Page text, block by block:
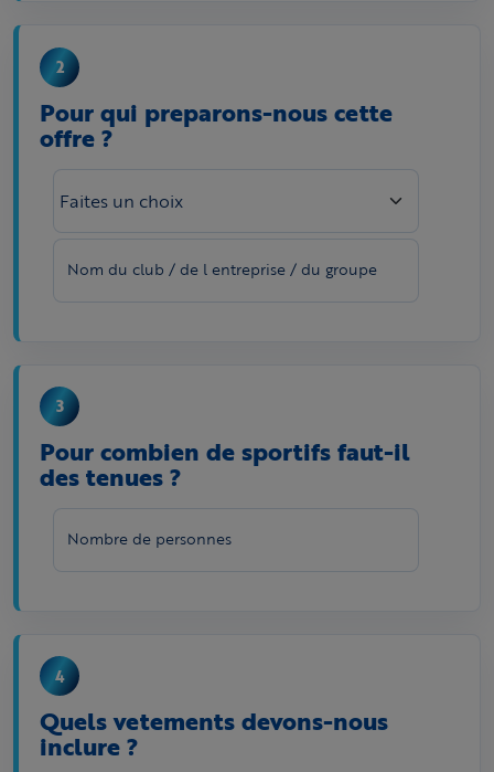
Pour qui preparons-nous cette
offre ?
Nom du club / de l entreprise / du groupe
Pour combien de sportifs faut-il
des tenues ?
Nombre de personnes
Quels vetements devons-nous
inclure ?